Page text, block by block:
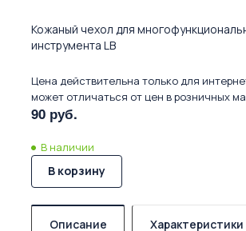
Кожаный чехол для
инструмента LB
Цена действительна только для
может отличаться от цен в розничных
90 руб.
В наличии
В корзину
Описание Характеристики